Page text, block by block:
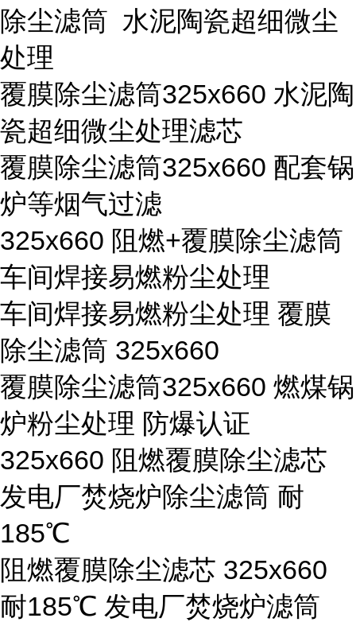
除尘滤筒 水泥陶瓷超细微尘
处理
覆膜除尘滤筒325x660 水泥陶
瓷超细微尘处理滤芯
覆膜除尘滤筒325x660 配套锅
炉等烟气过滤
325x660 阻燃+覆膜除尘滤筒
车间焊接易燃粉尘处理
车间焊接易燃粉尘处理 覆膜
除尘滤筒 325x660
覆膜除尘滤筒325x660 燃煤锅
炉粉尘处理 防爆认证
325x660 阻燃覆膜除尘滤芯
发电厂焚烧炉除尘滤筒 耐
185℃
阻燃覆膜除尘滤芯 325x660
耐185℃ 发电厂焚烧炉滤筒